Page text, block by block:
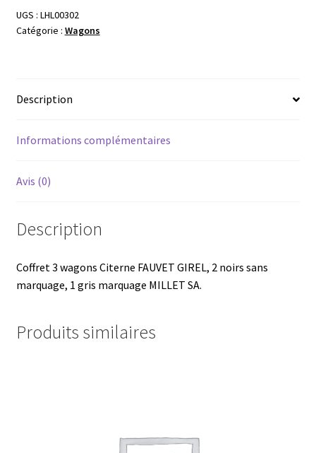
UGS : LHL00302
Catégorie : Wagons
Description
Informations complémentaires
Avis (0)
Description
Coffret 3 wagons Citerne FAUVET GIREL, 2 noirs sans
marquage, 1 gris marquage MILLET SA.
Produits similaires